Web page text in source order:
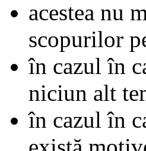
acestea nu
scopurilor
în cazul în
niciun alt
în cazul în